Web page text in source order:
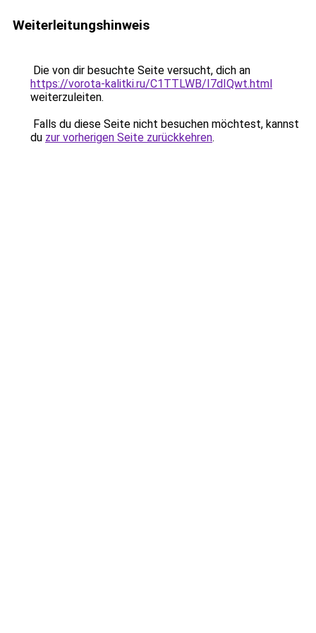
Weiterleitungshinweis
Die von dir besuchte Seite versucht, dich an
https://vorota-kalitki.ru/C1TTLWB/I7dIQwt.html
weiterzuleiten.
Falls du diese Seite nicht besuchen möchtest, kannst
du zur vorherigen Seite zurückkehren.